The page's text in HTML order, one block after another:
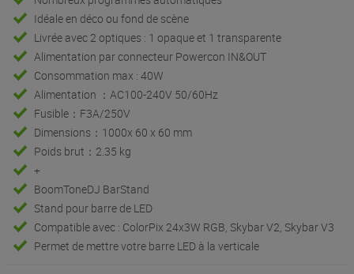
Idéale en déco ou fond de scène
Livrée avec 2 optiques : 1 opaque et 1 transparente
Alimentation par connecteur Powercon IN&OUT
Consommation max : 40W
Alimentation ：AC100-240V 50/60Hz
Fusible：F3A/250V
Dimensions：1000x 60 x 60 mm
Poids brut：2.35 kg
+
BoomToneDJ BarStand
Stand pour barre de LED
Compatible avec : ColorPix 24x3W RGB, Skybar V2, Skybar V3
Permet de mettre votre barre LED à la verticale